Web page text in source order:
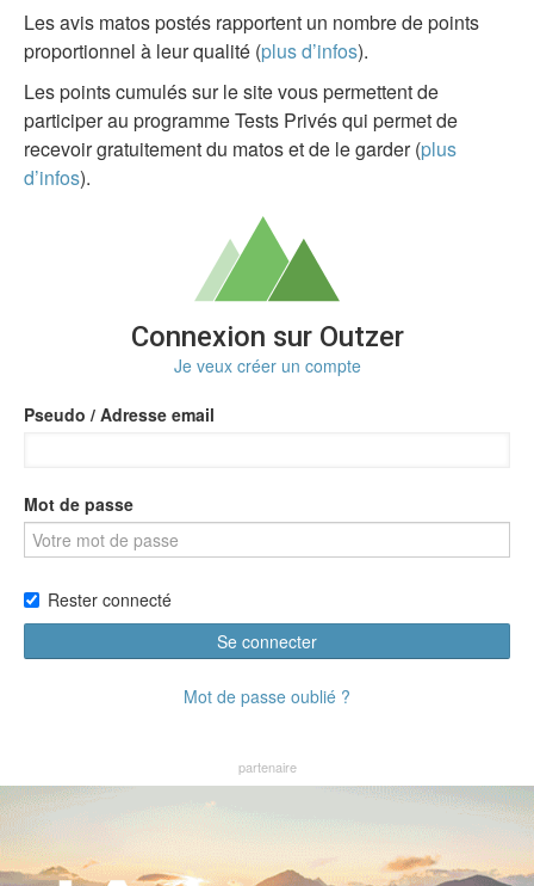
Les avis matos postés rapportent un nombre de points
proportionnel à leur qualité (plus d’infos).
Les points cumulés sur le site vous permettent de
participer au programme Tests Privés qui permet de
recevoir gratuitement du matos et de le garder (plus
d’infos).
Connexion sur Outzer
Je veux créer un compte
Pseudo / Adresse email
Mot de passe
Rester connecté
Se connecter
Mot de passe oublié ?